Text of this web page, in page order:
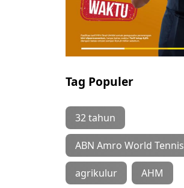
Tag Populer
32 tahun
ABN Amro World Tennis
agrikulur AHM